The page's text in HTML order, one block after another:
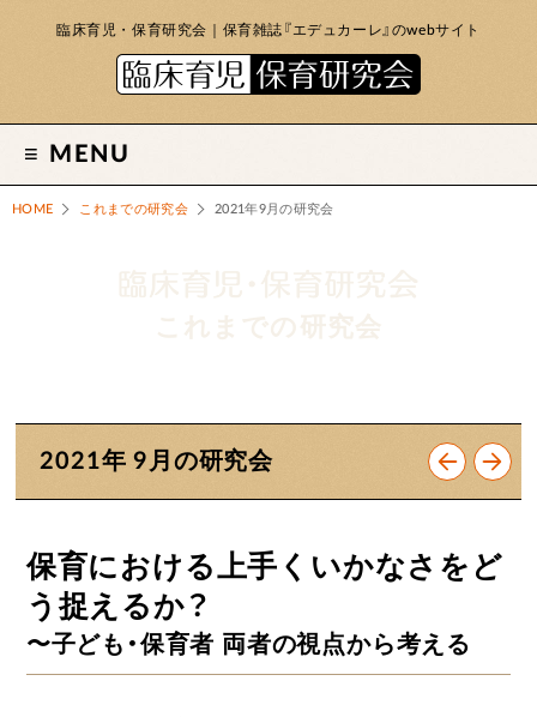
臨床育児・保育研究会｜保育雑誌『エデュカーレ』のwebサイト
MENU
HOME これまでの研究会 2021年9月の研究会
2021年 9月の研究会
保育における上手くいかなさをど
う捉えるか？
〜子ども・保育者 両者の視点から考える